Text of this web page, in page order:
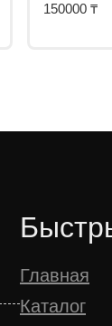
150000 ₸
Главная
Каталог